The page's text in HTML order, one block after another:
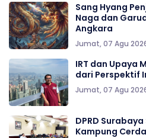
Sang Hyang
Naga dan
Angkara
Jumat, 07 Agu
IRT dan Upaya
dari Perspektif
Jumat, 07 Agu
DPRD
Kampung